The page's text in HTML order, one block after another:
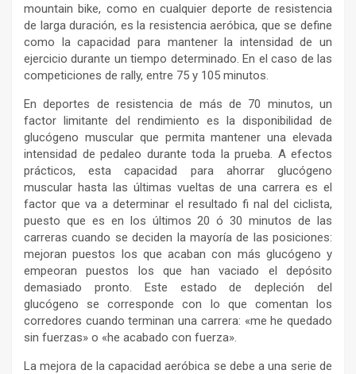
mountain bike, como en cualquier deporte de resistencia
de larga duración, es la resistencia aeróbica, que se define
como la capacidad para mantener la intensidad de un
ejercicio durante un tiempo determinado. En el caso de las
competiciones de rally, entre 75 y 105 minutos.
En deportes de resistencia de más de 70 minutos, un
factor limitante del rendimiento es la disponibilidad de
glucógeno muscular que permita mantener una elevada
intensidad de pedaleo durante toda la prueba. A efectos
prácticos, esta capacidad para ahorrar glucógeno
muscular hasta las últimas vueltas de una carrera es el
factor que va a determinar el resultado fi nal del ciclista,
puesto que es en los últimos 20 ó 30 minutos de las
carreras cuando se deciden la mayoría de las posiciones:
mejoran puestos los que acaban con más glucógeno y
empeoran puestos los que han vaciado el depósito
demasiado pronto. Este estado de depleción del
glucógeno se corresponde con lo que comentan los
corredores cuando terminan una carrera: «me he quedado
sin fuerzas» o «he acabado con fuerza».
La mejora de la capacidad aeróbica se debe a una serie de